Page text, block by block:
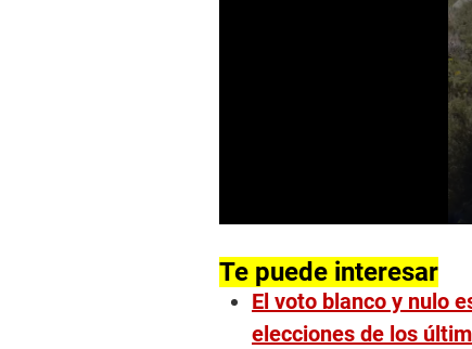
e
c
Te puede interesar
El voto blanco y nulo
elecciones de los